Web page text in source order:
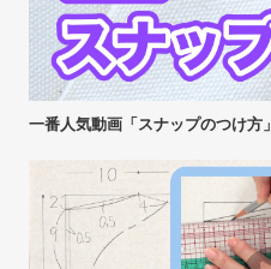
一番人気動画「スナップのつけ方」